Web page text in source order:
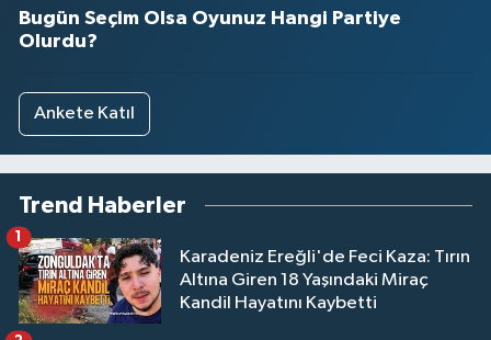
Bugün Seçim Olsa Oyunuz Hangi Partiye
Olurdu?
Ankete Katıl
Trend Haberler
Karadeniz Ereğli'de Feci Kaza: Tırın
Altına Giren 18 Yaşındaki Miraç
Kandil Hayatını Kaybetti
1